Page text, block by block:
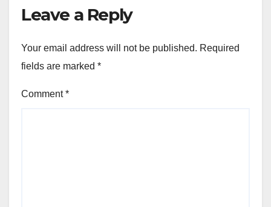
Leave a Reply
Your email address will not be published. Required
fields are marked *
Comment*